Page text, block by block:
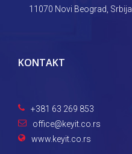
11070 Novi Beograd, Srbija
KONTAKT
+381 63 269 853
office@keyit.co.rs
www.keyit.co.rs